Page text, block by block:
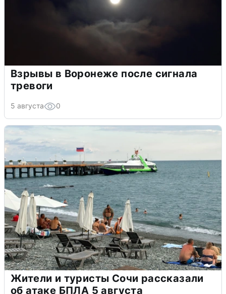
Взрывы в Воронеже после сигнала
тревоги
5 августа 0
Жители и туристы Сочи рассказали
об атаке БПЛА 5 августа